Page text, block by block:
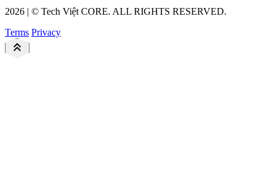
2026 | © Tech Việt CORE. ALL RIGHTS RESERVED.
Terms Privacy
keyboard_double_arrow_up